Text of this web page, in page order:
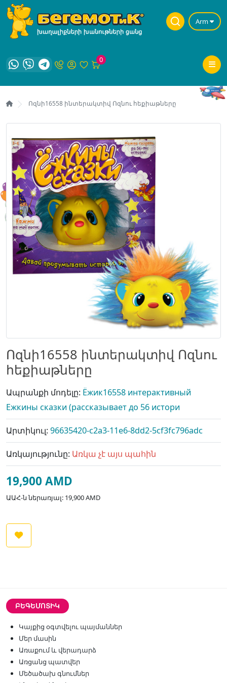
Arm
0
Ոզնի16558 ինտերակտիվ Ոզնու հեքիաթները
Ոզնի16558 ինտերակտիվ Ոզնու
հեքիաթները
Ապրանքի մոդելը: Ёжик16558 интерактивный
Ежкины сказки (рассказывает до 56 истори
Արտիկուլ: 96635420-c2a3-11e6-8dd2-5cf3fc796adc
Առկայությունը: Առկա չէ այս պահին
19,900 AMD
ԱԱՀ-ն ներառյալ: 19,900 AMD
ԲԵԳԵՄՈՏԻԿ
Կայքից օգտվելու պայմաններ
Մեր մասին
Առաքում և վերադարձ
Առցանց պատվեր
Մեծածախ գնումներ